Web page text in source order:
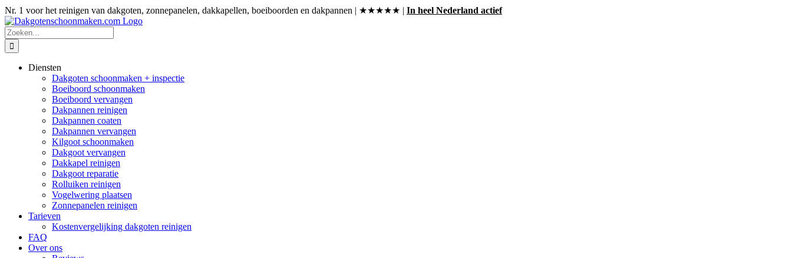
Ga
naar
inhoud
Nr. 1 voor het reinigen van dakgoten, zonnepanelen, dakkapellen, boeiboorden en dakpannen | ★★★★★ | In heel Nederland actief
Zoeken
naar:
Diensten
Dakgoten schoonmaken + inspectie
Boeiboord schoonmaken
Boeiboord vervangen
Dakpannen reinigen
Dakpannen coaten
Dakpannen vervangen
Kilgoot schoonmaken
Dakgoot vervangen
Dakkapel reinigen
Dakgoot reparatie
Rolluiken reinigen
Vogelwering plaatsen
Zonnepanelen reinigen
Tarieven
Kostenvergelijking dakgoten reinigen
FAQ
Over ons